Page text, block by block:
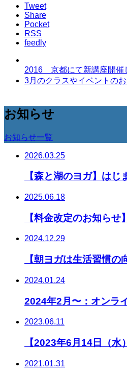
Tweet
Share
Pocket
RSS
feedly
2016 京都にて新講座開催
3月のクラスやイベントの
お知らせ
お知らせ一覧
2026.03.25
【森と湖のヨガ】は
2025.06.18
【料金改定のお知ら
2024.12.29
【朝ヨガは生活習慣
2024.01.24
2024年2月〜：オンラ
2023.06.11
【2023年6月14日（
2021.01.31